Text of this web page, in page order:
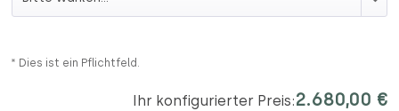
* Dies ist ein Pflichtfeld.
Ihr konfigurierter Preis:2.680,00 €